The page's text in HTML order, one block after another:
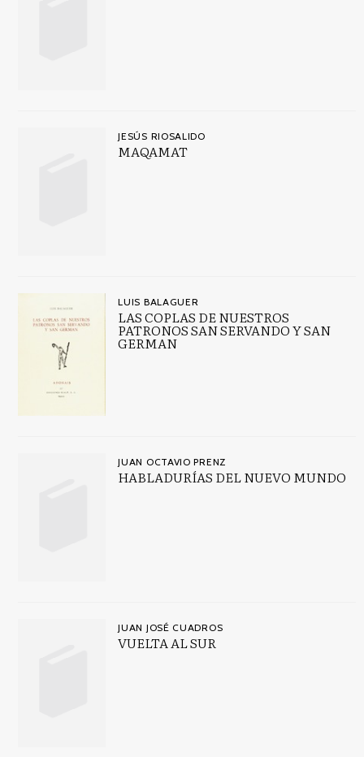
JESÚS RIOSALIDO
MAQAMAT
LUIS BALAGUER
LAS COPLAS DE NUESTROS
PATRONOS SAN SERVANDO Y SAN
GERMAN
JUAN OCTAVIO PRENZ
HABLADURÍAS DEL NUEVO MUNDO
JUAN JOSÉ CUADROS
VUELTA AL SUR